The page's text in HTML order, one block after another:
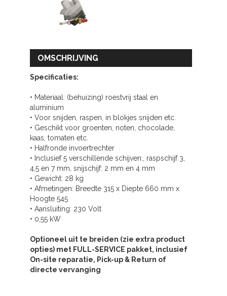
OMSCHRIJVING
Specificaties:
• Materiaal: (behuizing) roestvrij staal en
aluminium
• Voor snijden, raspen, in blokjes snijden etc.
• Geschikt voor groenten, noten, chocolade,
kaas, tomaten etc.
• Halfronde invoertrechter
• Inclusief 5 verschillende schijven:, raspschijf 3,
4,5 en 7 mm, snijschijf: 2 mm en 4 mm
• Gewicht: 28 kg
• Afmetingen: Breedte 315 x Diepte 660 mm x
Hoogte 545
• Aansluiting: 230 Volt
• 0,55 kW
Optioneel uit te breiden (zie extra product
opties) met FULL-SERVICE pakket, inclusief
On-site reparatie, Pick-up & Return of
directe vervanging